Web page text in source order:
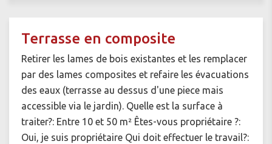
Terrasse en composite
Retirer les lames de bois existantes et les remplacer
par des lames composites et refaire les évacuations
des eaux (terrasse au dessus d'une piece mais
accessible via le jardin). Quelle est la surface à
traiter?: Entre 10 et 50 m² Êtes-vous propriétaire ?:
Oui, je suis propriétaire Qui doit effectuer le travail?: